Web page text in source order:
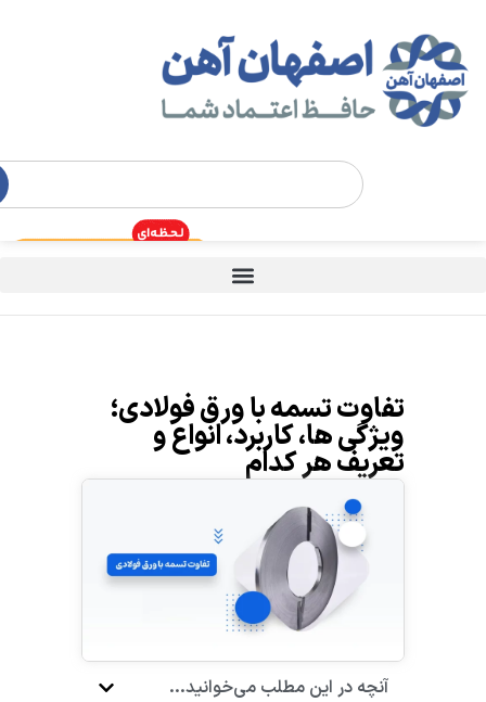
تفاوت تسمه با ورق فولادی؛
ویژگی ها، کاربرد، انواع و
تعریف هر کدام
آنچه در این مطلب می‌خوانید...